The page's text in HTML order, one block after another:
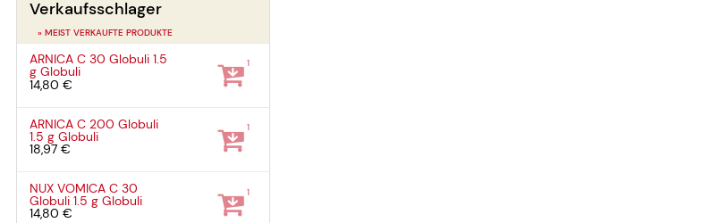
Verkaufsschlager
» MEIST VERKAUFTE PRODUKTE
ARNICA C 30 Globuli1.5
gGlobuli
14,80 €
1
ARNICA C 200 Globuli
1.5 gGlobuli
18,97 €
1
NUX VOMICA C 30
Globuli1.5 gGlobuli
14,80 €
1